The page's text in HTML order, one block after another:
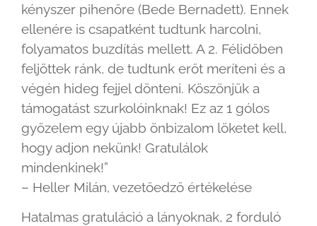
kényszer pihenőre (Bede Bernadett). Ennek
ellenére is csapatként tudtunk harcolni,
folyamatos buzdítás mellett. A 2. Félidőben
feljöttek ránk, de tudtunk erőt meríteni és a
végén hideg fejjel dönteni. Köszönjük a
támogatást szurkolóinknak! Ez az 1 gólos
győzelem egy újabb önbizalom löketet kell,
hogy adjon nekünk! Gratulálok
mindenkinek!”
– Heller Milán, vezetőedző értékelése
Hatalmas gratuláció a lányoknak, 2 forduló